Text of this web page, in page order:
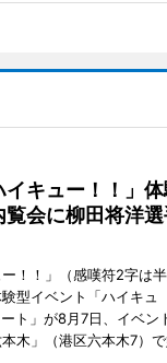
イキュー！！」
会に柳田将洋選
！！」（感嘆符2字は
型イベント「ハイキュ
ト」が8月7日、イベン
木」（港区六本木7）で